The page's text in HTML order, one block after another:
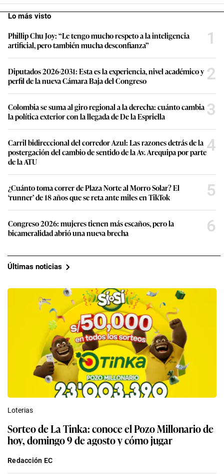
Lo más visto
Phillip Chu Joy: “Le tengo mucho respeto a la inteligencia
artificial, pero también mucha desconfianza”
1
Diputados 2026-2031: Esta es la experiencia, nivel académico y
perfil de la nueva Cámara Baja del Congreso
2
Colombia se suma al giro regional a la derecha: cuánto cambia
la política exterior con la llegada de De la Espriella
3
Carril bidireccional del corredor Azul: Las razones detrás de la
postergación del cambio de sentido de la Av. Arequipa por parte
de la ATU
4
¿Cuánto toma correr de Plaza Norte al Morro Solar? El
‘runner’ de 18 años que se reta ante miles en TikTok
5
Congreso 2026: mujeres tienen más escaños, pero la
bicameralidad abrió una nueva brecha
6
Últimas noticias
Loterias
Sorteo de La Tinka: conoce el Pozo Millonario de
hoy, domingo 9 de agosto y cómo jugar
Redacción EC